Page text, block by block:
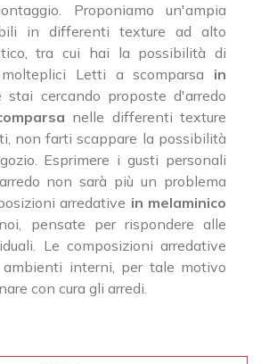
Proponiamo un'ampia
in differenti texture ad alto
tra cui hai la possibilità di
Letti a scomparsa in
stai cercando proposte d'arredo
nelle differenti texture
non farti scappare la possibilità
Esprimere i gusti personali
non sarà più un problema
arredative in melaminico
pensate per rispondere alle
Le composizioni arredative
interni, per tale motivo
con cura gli arredi.